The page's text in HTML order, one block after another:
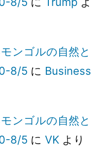
ンゴルの自然と
8/5 に Business
ンゴルの自然と
8/5 に VK より